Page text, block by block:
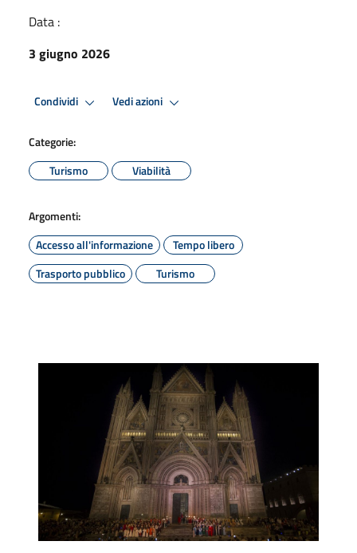
Data :
3 giugno 2026
Condividi Vedi azioni
Categorie:
Turismo
Viabilità
Argomenti:
Accesso all'informazione
Tempo libero
Trasporto pubblico
Turismo